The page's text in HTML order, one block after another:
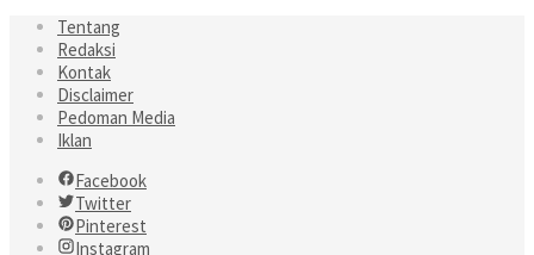
Tentang
Redaksi
Kontak
Disclaimer
Pedoman Media
Iklan
Facebook
Twitter
Pinterest
Instagram